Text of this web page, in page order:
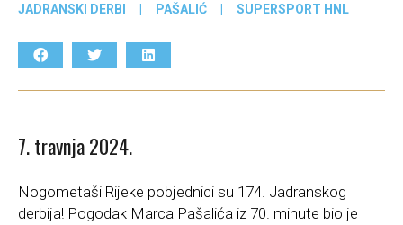
JADRANSKI DERBI | PAŠALIĆ | SUPERSPORT HNL
7. travnja 2024.
Nogometaši Rijeke pobjednici su 174. Jadranskog
derbija! Pogodak Marca Pašalića iz 70. minute bio je